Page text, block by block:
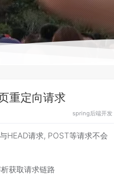
重定向请求
spring后端开发
请求, POST等请求不会
获取请求链路